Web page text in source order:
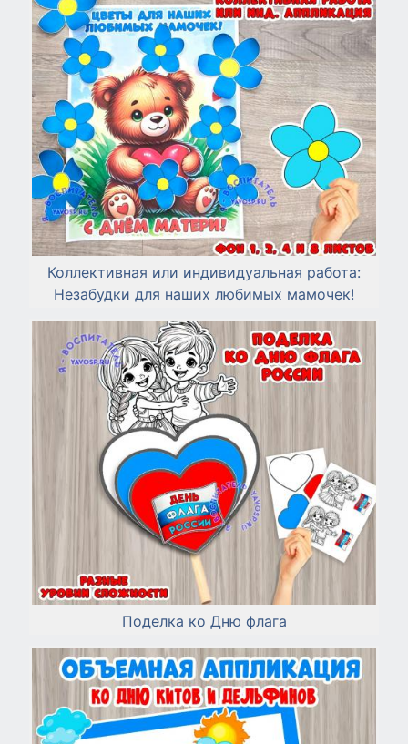
Коллективная или индивидуальная работа:
Незабудки для наших любимых мамочек!
Поделка ко Дню флага